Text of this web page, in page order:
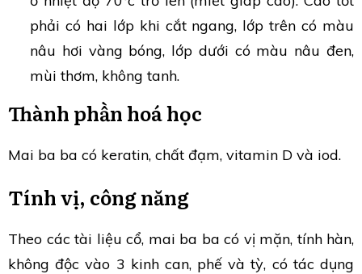
phải có hai lớp khi cắt ngang, lớp trên có màu
nâu hơi vàng bóng, lớp dưới có màu nâu đen,
mùi thơm, không tanh.
Thành phần hoá học
Mai ba ba có keratin, chất đạm, vitamin D và iod.
Tính vị, công năng
Theo các tài liệu cổ, mai ba ba có vị mặn, tính hàn,
không độc vào 3 kinh can, phế và tỳ, có tác dụng